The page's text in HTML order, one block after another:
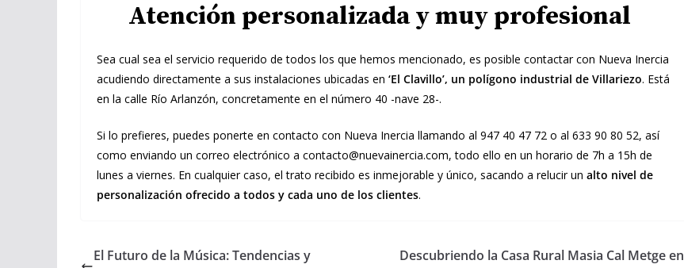
Atención personalizada y muy profesional
Sea cual sea el servicio requerido de todos los que hemos mencionado, es posible contactar con Nueva Inercia
acudiendo directamente a sus instalaciones ubicadas en ‘El Clavillo’, un polígono industrial de Villariezo. Está
en la calle Río Arlanzón, concretamente en el número 40 -nave 28-.
Si lo prefieres, puedes ponerte en contacto con Nueva Inercia llamando al 947 40 47 72 o al 633 90 80 52, así
como enviando un correo electrónico a contacto@nuevainercia.com, todo ello en un horario de 7h a 15h de
lunes a viernes. En cualquier caso, el trato recibido es inmejorable y único, sacando a relucir un alto nivel de
personalización ofrecido a todos y cada uno de los clientes.
El Futuro de la Música: Tendencias y
Descubriendo la Casa Rural Masia Cal Metge en